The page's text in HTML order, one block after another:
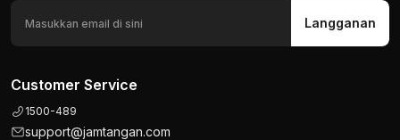
Langganan
Customer Service
1500-489
support@jamtangan.com